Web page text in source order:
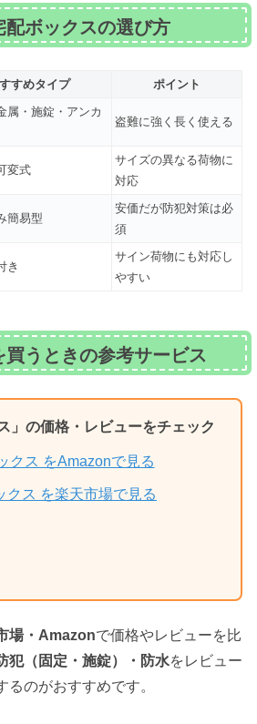
配ボックスの選び方
すめタイプ ポイント
属・施錠・アンカ
盗難に強く長く使える
変式
サイズの異なる荷物に
対応
簡易型
安価だが防犯対策は必
須
き
サイン荷物にも対応し
やすい
うときの参考サービス
」の価格・レビューをチェック
クス をAmazonで見る
クス を楽天市場で見る
場・Amazonで価格やレビューを比
犯（固定・施錠）・防水をレビュー
のがおすすめです。